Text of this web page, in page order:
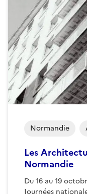
Les
Normandie
Du 16 au 19
Journées
Normandie